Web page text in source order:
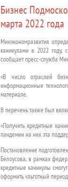
Бизнес
марта 2022 года
Минэкономразвития
каникулами в 2022 году,
сообщает пресс-служба
«В число отраслей
информационные
материале.
В перечень также был
«Получить кредитные
пандемии на них эта
Постановление
Белоусова, в рамках
кредитные каникулы
оформить «льготный